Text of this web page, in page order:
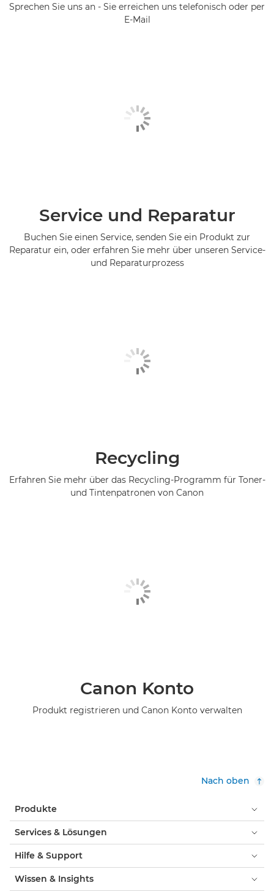
Sprechen Sie uns an - Sie erreichen uns telefonisch oder per
E-Mail
Service und Reparatur
Buchen Sie einen Service, senden Sie ein Produkt zur
Reparatur ein, oder erfahren Sie mehr über unseren Service-
und Reparaturprozess
Recycling
Erfahren Sie mehr über das Recycling-Programm für Toner-
und Tintenpatronen von Canon
Canon Konto
Produkt registrieren und Canon Konto verwalten
Nach oben
Produkte
Services & Lösungen
Hilfe & Support
Wissen & Insights